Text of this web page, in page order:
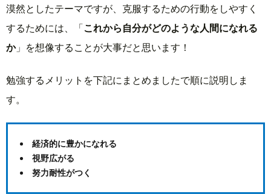
漠然としたテーマですが、克服するための行動をしやすく
するためには、「これから自分がどのような人間になれる
か」を想像することが大事だと思います！
勉強するメリットを下記にまとめましたで順に説明しま
す。
経済的に豊かになれる
視野広がる
努力耐性がつく